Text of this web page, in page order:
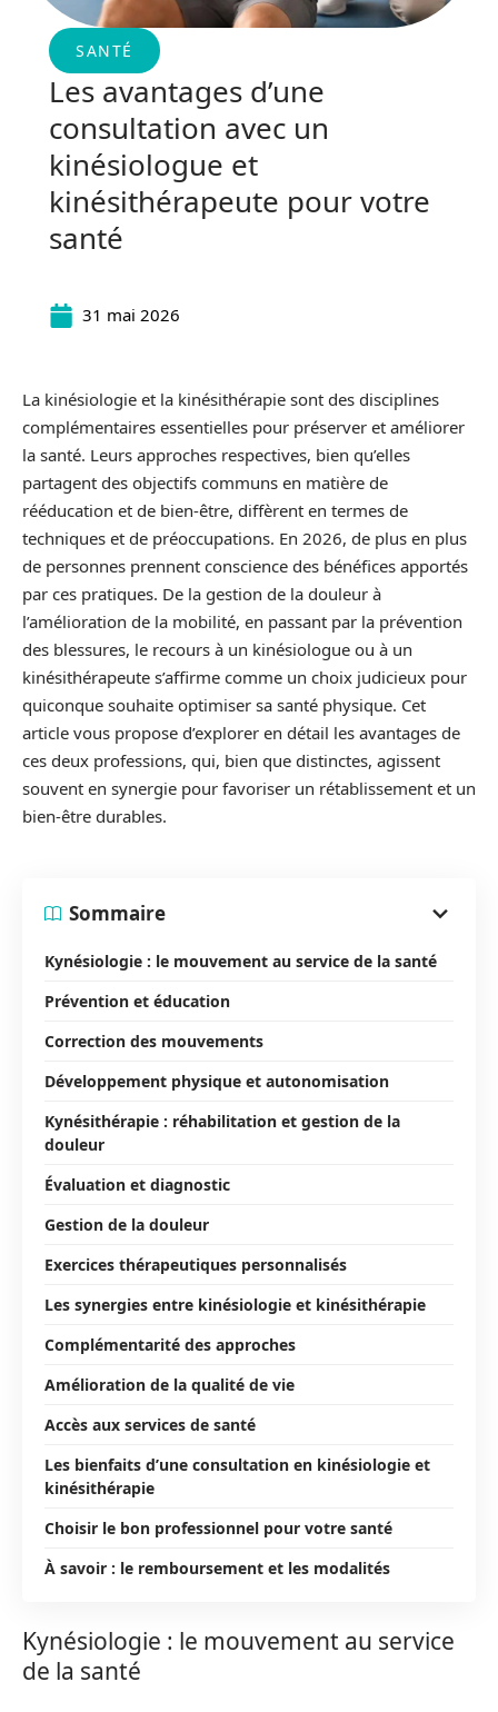
SANTÉ
Les avantages d’une
consultation avec un
kinésiologue et
kinésithérapeute pour votre
santé
31 mai 2026
La kinésiologie et la kinésithérapie sont des disciplines
complémentaires essentielles pour préserver et améliorer
la santé. Leurs approches respectives, bien qu’elles
partagent des objectifs communs en matière de
rééducation et de bien-être, diffèrent en termes de
techniques et de préoccupations. En 2026, de plus en plus
de personnes prennent conscience des bénéfices apportés
par ces pratiques. De la gestion de la douleur à
l’amélioration de la mobilité, en passant par la prévention
des blessures, le recours à un kinésiologue ou à un
kinésithérapeute s’affirme comme un choix judicieux pour
quiconque souhaite optimiser sa santé physique. Cet
article vous propose d’explorer en détail les avantages de
ces deux professions, qui, bien que distinctes, agissent
souvent en synergie pour favoriser un rétablissement et un
bien-être durables.
Sommaire
Kynésiologie : le mouvement au service de la santé
Prévention et éducation
Correction des mouvements
Développement physique et autonomisation
Kynésithérapie : réhabilitation et gestion de la
douleur
Évaluation et diagnostic
Gestion de la douleur
Exercices thérapeutiques personnalisés
Les synergies entre kinésiologie et kinésithérapie
Complémentarité des approches
Amélioration de la qualité de vie
Accès aux services de santé
Les bienfaits d’une consultation en kinésiologie et
kinésithérapie
Choisir le bon professionnel pour votre santé
À savoir : le remboursement et les modalités
Kynésiologie : le mouvement au service
de la santé